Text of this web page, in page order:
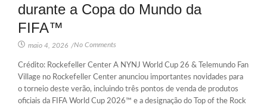
durante a Copa do Mundo da
FIFA™
maio 4, 2026 /No Comments
Crédito: Rockefeller Center A NYNJ World Cup 26 & Telemundo Fan
Village no Rockefeller Center anunciou importantes novidades para
o torneio deste verão, incluindo três pontos de venda de produtos
oficiais da FIFA World Cup 2026™ e a designação do Top of the Rock